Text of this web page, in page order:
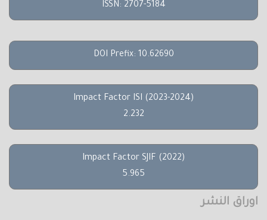
ISSN: 2707-5184
DOI Prefix: 10.62690
Impact Factor ISI (2023-2024)
2.232
Impact Factor SJIF (2022)
5.965
اوراق النشر